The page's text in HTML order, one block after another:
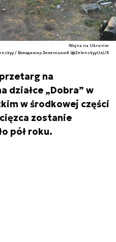
Wojna na Ukrainie
/ Володимир Зеленський (@ZelenskyyUa)/X
na
działce „Dobra” w
w środkowej części
zostanie
pół roku.